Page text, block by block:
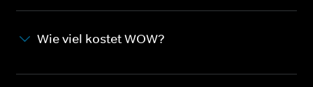
Wie viel kostet WOW?